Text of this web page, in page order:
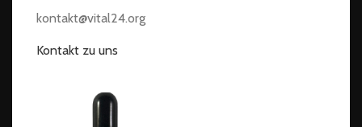
kontakt@vital24.org
Kontakt zu uns